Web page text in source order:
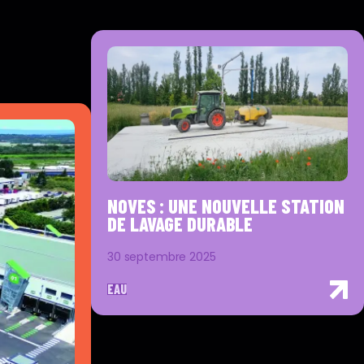
NOVES : UNE NOUVELLE STATION
DE LAVAGE DURABLE
30 septembre 2025
EAU